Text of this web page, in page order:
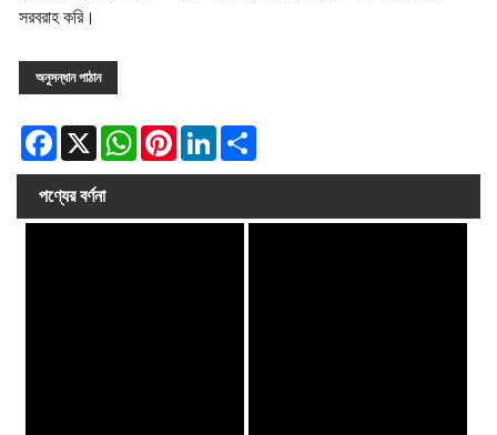
সরবরাহ করি।
অনুসন্ধান পাঠান
Facebook
X WhatsAppPinterestLinkedIn
পণ্যের বর্ণনা